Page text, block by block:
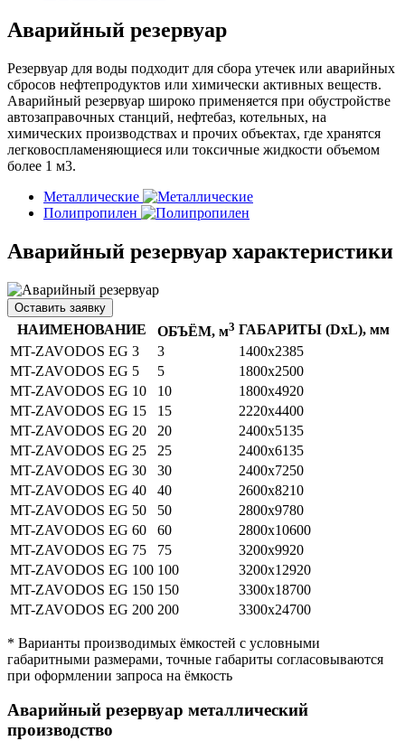
Аварийный резервуар
Резервуар для воды подходит для сбора утечек или аварийных
сбросов нефтепродуктов или химически активных веществ.
Аварийный резервуар широко применяется при обустройстве
автозаправочных станций, нефтебаз, котельных, на
химических производствах и прочих объектах, где хранятся
легковоспламеняющиеся или токсичные жидкости объемом
более 1 м3.
Металлические
Полипропилен
Аварийный резервуар характеристики
Оставить заявку
НАИМЕНОВАНИЕ ОБЪЁМ, м3 ГАБАРИТЫ (DхL), мм
MT-ZAVODOS EG 3
3
1400х2385
MT-ZAVODOS EG 5
5
1800х2500
MT-ZAVODOS EG 10
10
1800х4920
MT-ZAVODOS EG 15
15
2220х4400
MT-ZAVODOS EG 20
20
2400х5135
MT-ZAVODOS EG 25
25
2400х6135
MT-ZAVODOS EG 30
30
2400х7250
MT-ZAVODOS EG 40
40
2600х8210
MT-ZAVODOS EG 50
50
2800х9780
MT-ZAVODOS EG 60
60
2800х10600
MT-ZAVODOS EG 75
75
3200х9920
MT-ZAVODOS EG 100 100
3200х12920
MT-ZAVODOS EG 150 150
3300х18700
MT-ZAVODOS EG 200 200 3300х24700
* Варианты производимых ёмкостей с условными
габаритными размерами, точные габариты согласовываются
при оформлении запроса на ёмкость
Аварийный резервуар металлический
производство